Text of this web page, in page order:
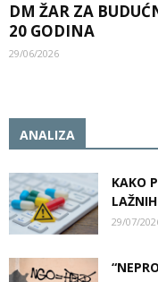
DM ŽAR ZA
20 GODINA
29/06/2026
ANALIZA
KAKO
29/07/